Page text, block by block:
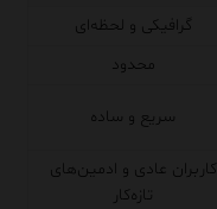
گرافیکی و لحظه‌ای
محدود
سریع و ساده
کاربران عادی و ادمین‌های
تازه‌کار